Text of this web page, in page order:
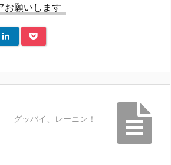
お願いします
グッバイ、レーニン！